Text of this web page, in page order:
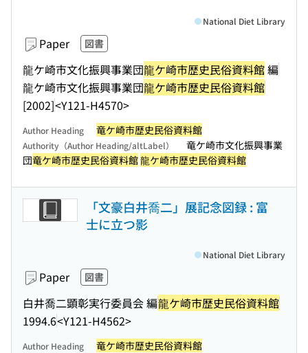
Paper 図書
龍ケ崎市文化振興事業団龍ケ崎市歴史民俗資料館編
龍ケ崎市文化振興事業団龍ケ崎市歴史民俗資料館
[2002]<Y121-H4570>
National Diet Library
Author Heading 竜ケ崎市歴史民俗資料館
Authority（Author Heading/altLabel）
竜ケ崎市文化振興事業
団竜ケ崎市歴史民俗資料館龍ケ崎市歴史民俗資料館
「文豪白井喬二」展記念図録 : 富
士に立つ影
Paper 図書
白井喬二顕彰実行委員会 編龍ケ崎市歴史民俗資料館
1994.6<Y121-H4562>
National Diet Library
Author Heading 竜ケ崎市歴史民俗資料館